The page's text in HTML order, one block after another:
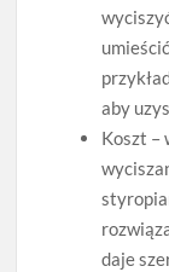
aby
Koszt –
daje